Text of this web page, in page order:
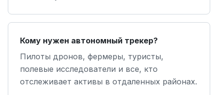
Кому нужен автономный трекер?
Пилоты дронов, фермеры, туристы,
полевые исследователи и все, кто
отслеживает активы в отдаленных районах.